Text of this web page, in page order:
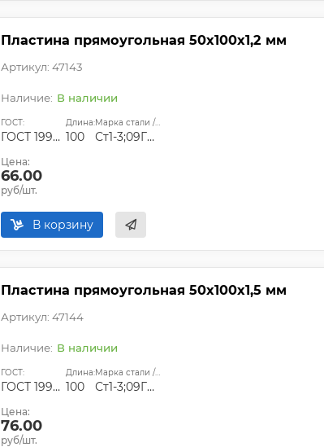
Пластина прямоугольная 50х100х1,2 мм
Артикул: 47143
В наличии
ГОСТ:
ГОСТ 19903-74;ГОСТ 14637-89
Длина:
100
Марка стали / сплава:
Ст1-3;09Г2С;Ст45
Цена:
66.00
руб/шт.
В корзину
Пластина прямоугольная 50х100х1,5 мм
Артикул: 47144
В наличии
ГОСТ:
ГОСТ 19903-74;ГОСТ 14637-89
Длина:
100
Марка стали / сплава:
Ст1-3;09Г2С;Ст45
Цена:
76.00
руб/шт.